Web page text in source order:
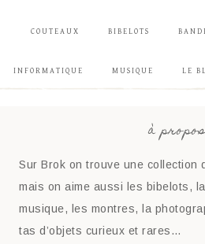
COUTEAUX BIBELOTS
INFORMATIQUE MUSIQUE LE
à propos
Sur Brok on trouve une collection
mais on aime aussi les bibelots,
musique, les montres, la
tas d’objets curieux et rares…